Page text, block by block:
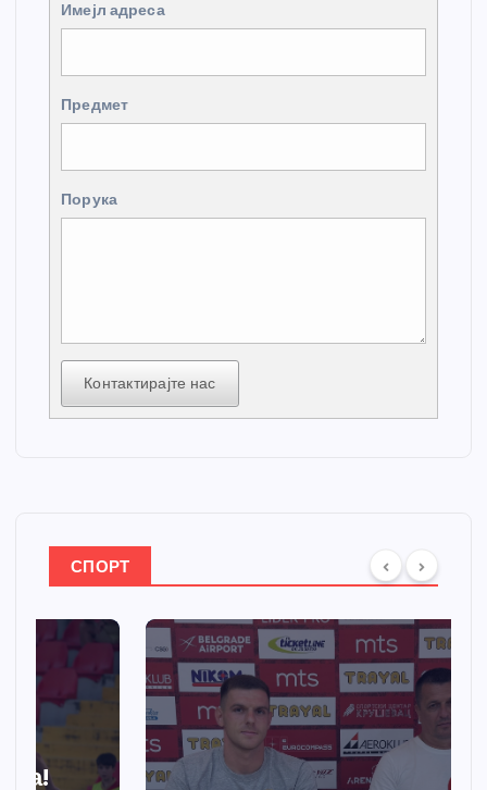
Имејл адреса
Предмет
Порука
Контактирајте нас
СПОРТ